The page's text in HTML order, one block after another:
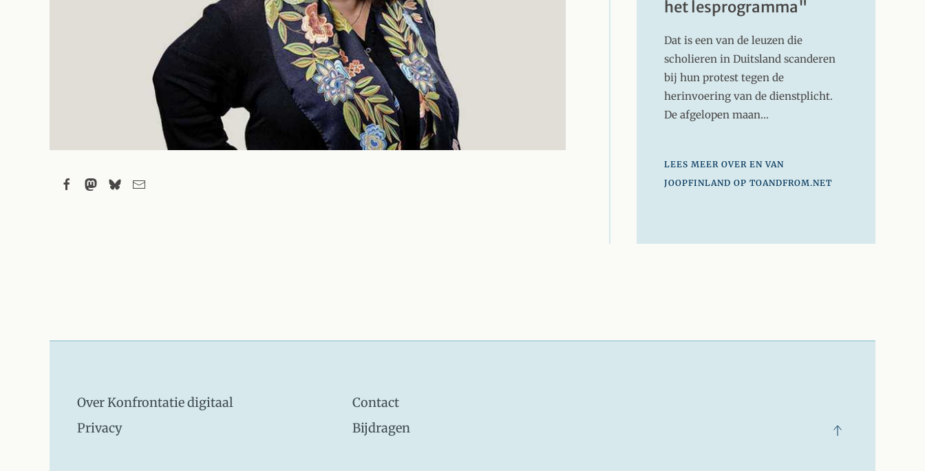
het lesprogramma"
Dat is een van de leuzen die
scholieren in Duitsland scanderen
bij hun protest tegen de
herinvoering van de dienstplicht.
De afgelopen maan…
LEES MEER OVER EN VAN
JOOPFINLAND OP TOANDFROM.NET
Over Konfrontatie digitaal
Privacy
Contact
Bijdragen